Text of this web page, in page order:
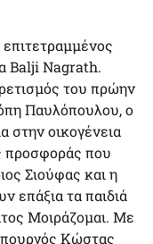
Balji Nagrath.
του πρώην
Παυλόπουλου, ο
στην οικογένεια
προσφοράς που
Σιούφας και η
επάξια τα παιδιά
Μοιράζομαι. Με
Κώστας